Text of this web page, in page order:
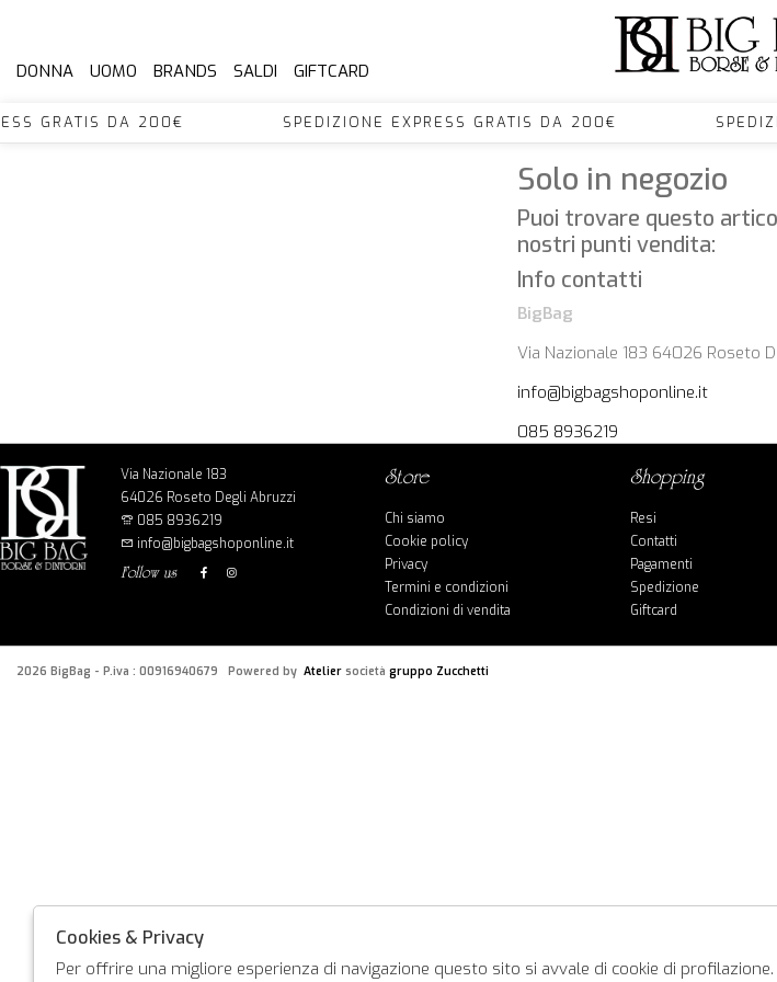
DONNA UOMO BRANDS SALDI GIFTCARD
GRATIS DA 200€ SPEDIZIONE EXPRESS GRATIS DA 200€
Solo in negozio
Puoi trovare questo
nostri punti vendita:
Info contatti
BigBag
Via Nazionale 183 64026 Roseto
info@bigbagshoponline.it
085 8936219
Via Nazionale 183
64026 Roseto Degli Abruzzi
085 8936219
info@bigbagshoponline.it
follow us
store
Chi siamo
Cookie policy
Privacy
Termini e condizioni
Condizioni di vendita
shopping
Resi
Contatti
Pagamenti
Spedizione
Giftcard
2026 BigBag - P.iva : 00916940679 Powered by Atelier società gruppo Zucchetti
Cookies & Privacy
Per offrire una migliore esperienza di navigazione questo sito si avvale di cookie di